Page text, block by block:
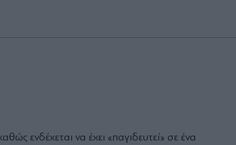
ενδέχεται να έχει «παγιδευτεί» σε ένα